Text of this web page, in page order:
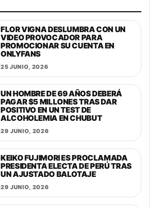
FLOR VIGNA DESLUMBRA CON UN
VIDEO PROVOCADOR PARA
PROMOCIONAR SU CUENTA EN
ONLYFANS
25 JUNIO, 2026
UN HOMBRE DE 69 AÑOS DEBERÁ
PAGAR $5 MILLONES TRAS DAR
POSITIVO EN UN TEST DE
ALCOHOLEMIA EN CHUBUT
29 JUNIO, 2026
KEIKO FUJIMORI ES PROCLAMADA
PRESIDENTA ELECTA DE PERÚ TRAS
UN AJUSTADO BALOTAJE
29 JUNIO, 2026